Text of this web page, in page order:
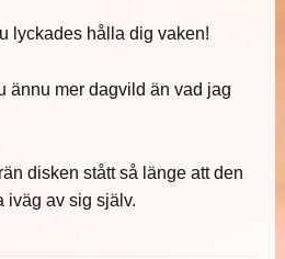
lyckades hålla dig vaken!
ännu mer dagvild än vad jag
disken stått så länge att den
iväg av sig själv.